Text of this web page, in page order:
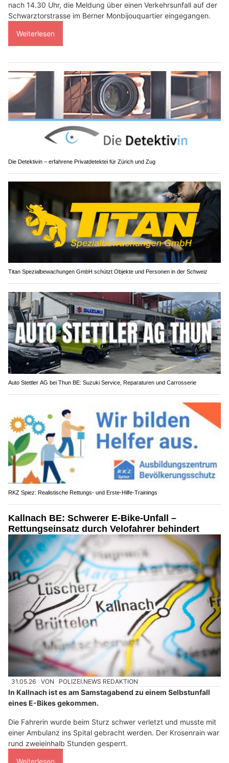
nach 14.30 Uhr, die Meldung über einen Verkehrsunfall auf der
Schwarztorstrasse im Berner Monbijouquartier eingegangen.
Weiterlesen
Die Detektivin – erfahrene Privatdetektei für Zürich und Zug
Titan Spezialbewachungen GmbH schützt Objekte und Personen in der Schweiz
Auto Stettler AG bei Thun BE: Suzuki Service, Reparaturen und Carrosserie
RKZ Spiez: Realistische Rettungs- und Erste-Hilfe-Trainings
Kallnach BE: Schwerer E-Bike-Unfall –
Rettungseinsatz durch Velofahrer behindert
31.05.26 VON POLIZEI.NEWS REDAKTION
In Kallnach ist es am Samstagabend zu einem Selbstunfall
eines E-Bikes gekommen.
Die Fahrerin wurde beim Sturz schwer verletzt und musste mit
einer Ambulanz ins Spital gebracht werden. Der Krosenrain war
rund zweieinhalb Stunden gesperrt.
Weiterlesen